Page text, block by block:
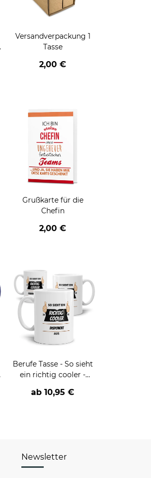
Versandverpackung 1
Tasse
2,00 €
Grußkarte für die
Chefin
2,00 €
Berufe Tasse - So sieht
ein richtig cooler -
ab10,95 €
Newsletter